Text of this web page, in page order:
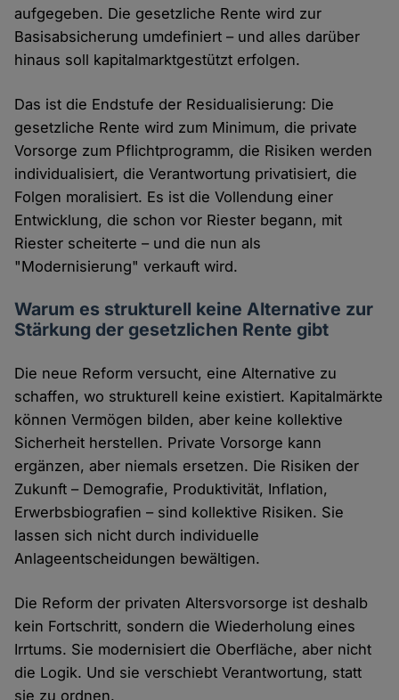
aufgegeben. Die gesetzliche Rente wird zur
Basisabsicherung umdefiniert – und alles darüber
hinaus soll kapitalmarktgestützt erfolgen.
Das ist die Endstufe der Residualisierung: Die
gesetzliche Rente wird zum Minimum, die private
Vorsorge zum Pflichtprogramm, die Risiken werden
individualisiert, die Verantwortung privatisiert, die
Folgen moralisiert. Es ist die Vollendung einer
Entwicklung, die schon vor Riester begann, mit
Riester scheiterte – und die nun als
"Modernisierung" verkauft wird.
Warum es strukturell keine Alternative zur
Stärkung der gesetzlichen Rente gibt
Die neue Reform versucht, eine Alternative zu
schaffen, wo strukturell keine existiert. Kapitalmärkte
können Vermögen bilden, aber keine kollektive
Sicherheit herstellen. Private Vorsorge kann
ergänzen, aber niemals ersetzen. Die Risiken der
Zukunft – Demografie, Produktivität, Inflation,
Erwerbsbiografien – sind kollektive Risiken. Sie
lassen sich nicht durch individuelle
Anlageentscheidungen bewältigen.
Die Reform der privaten Altersvorsorge ist deshalb
kein Fortschritt, sondern die Wiederholung eines
Irrtums. Sie modernisiert die Oberfläche, aber nicht
die Logik. Und sie verschiebt Verantwortung, statt
sie zu ordnen.